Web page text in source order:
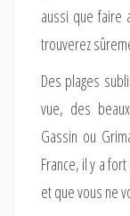
aussi que faire
trouverez
Des plages
vue, des
Gassin ou
France, il y a
et que vous ne